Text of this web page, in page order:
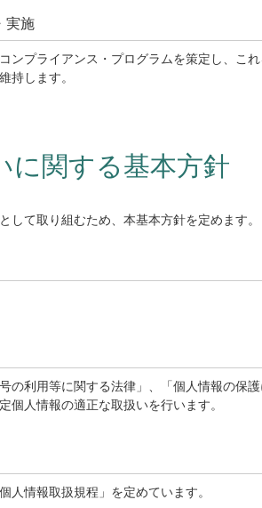
実施
ンプライアンス・プログラムを策定し、こ
持します。
に関する基本方針
して取り組むため、本基本方針を定めます。
の利用等に関する法律」、「個人情報の保
個人情報の適正な取扱いを行います。
人情報取扱規程」を定めています。